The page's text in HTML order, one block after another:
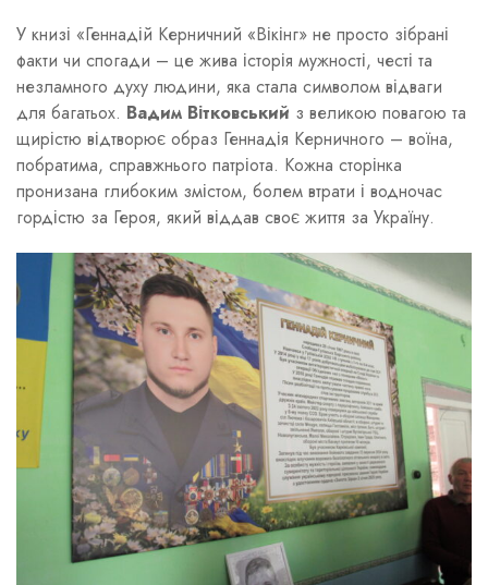
У книзі «Геннадій Керничний «Вікінг» не просто зібрані
факти чи спогади – це жива історія мужності, честі та
незламного духу людини, яка стала символом відваги
для багатьох. Вадим Вітковський з великою повагою та
щирістю відтворює образ Геннадія Керничного – воїна,
побратима, справжнього патріота. Кожна сторінка
пронизана глибоким змістом, болем втрати і водночас
гордістю за Героя, який віддав своє життя за Україну.